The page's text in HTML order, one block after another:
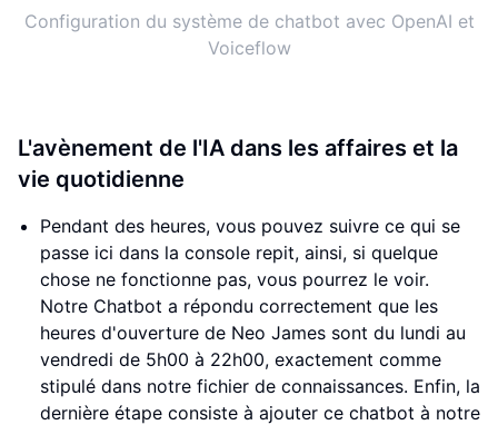
Configuration du système de chatbot avec OpenAI et
Voiceflow
L'avènement de l'IA dans les affaires et la
vie quotidienne
Pendant des heures, vous pouvez suivre ce qui se
passe ici dans la console repit, ainsi, si quelque
chose ne fonctionne pas, vous pourrez le voir.
Notre Chatbot a répondu correctement que les
heures d'ouverture de Neo James sont du lundi au
vendredi de 5h00 à 22h00, exactement comme
stipulé dans notre fichier de connaissances. Enfin, la
dernière étape consiste à ajouter ce chatbot à notre